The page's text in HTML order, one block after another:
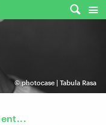
©photocase | Tabula Rasa